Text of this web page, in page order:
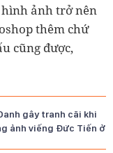
hình ảnh trở nên
thêm chứ
cũng được,
gây tranh cãi khi
ảnh viếng Đức Tiến ở